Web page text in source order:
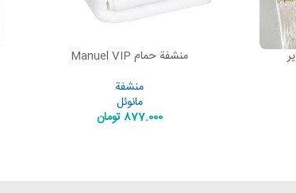
ADD TO CARTمنشفة حمام Manuel VIP
منشفة
مانوئل
877.000تومان